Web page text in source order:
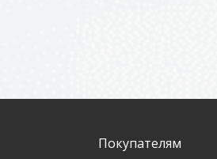
Покупателям